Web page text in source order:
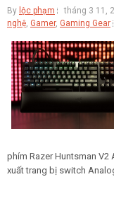
By lộc phạm tháng 3 11,
nghệ Gamer, Gaming Gear
phím Razer Huntsman
xuất trang bị switch